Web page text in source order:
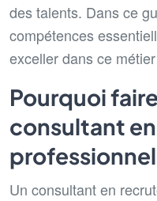
des talents. Dans ce
compétences
exceller dans ce
Pourquoi
consultant
Un consultant en